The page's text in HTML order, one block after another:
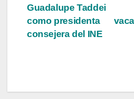
Guadalupe Taddei
como presidenta
consejera del INE